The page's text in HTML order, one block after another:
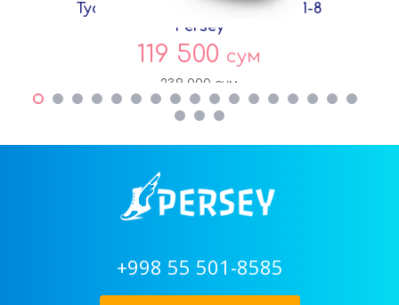
Туфли Черный Экокожа DF7271-8
Persey
119 500 сум
239 000 сум
+998 55 501-8585